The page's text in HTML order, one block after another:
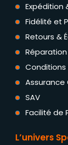
Expédition
Fidélité et
Retours &
Conditions
Assurance
SAV
Facilité de
L’univers